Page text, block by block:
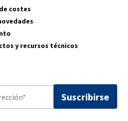
costes
y recursos técnicos